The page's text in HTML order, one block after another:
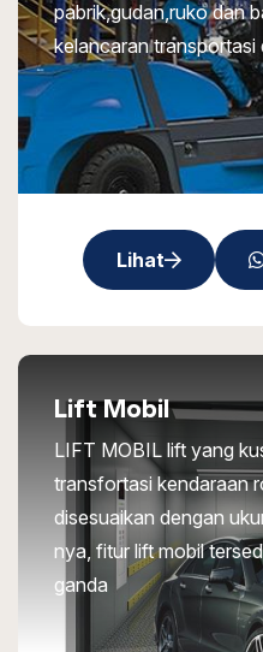
Lihat
pabrik,gudan,ruko dan
kelancaran transportasi
Lift Mobil
LIFT MOBIL lift yang
transfortasi kendaraan
disesuaikan dengan
nya, fitur lift mobil
ganda